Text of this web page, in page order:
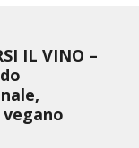
IL VINO –